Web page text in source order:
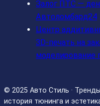
Залог ПТС —
Автоломбард24
Центр
3D-печать на
моделирование
© 2025 Авто Стиль ·
история тюнинга и